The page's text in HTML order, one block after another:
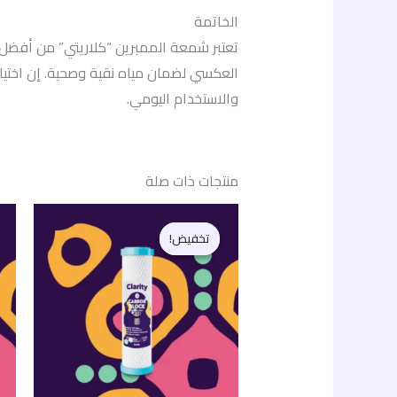
الخاتمة
تعتبر شمعة الممبرين “كلاريتي” من
العكسي لضمان مياه نقية وصحية. إن
والاستخدام اليومي.
منتجات ذات صلة
تخفيض!
تخفيض!
السعر
هو:
130,00 EGP.
السعر
الحالي
هو:
115,00 EGP.